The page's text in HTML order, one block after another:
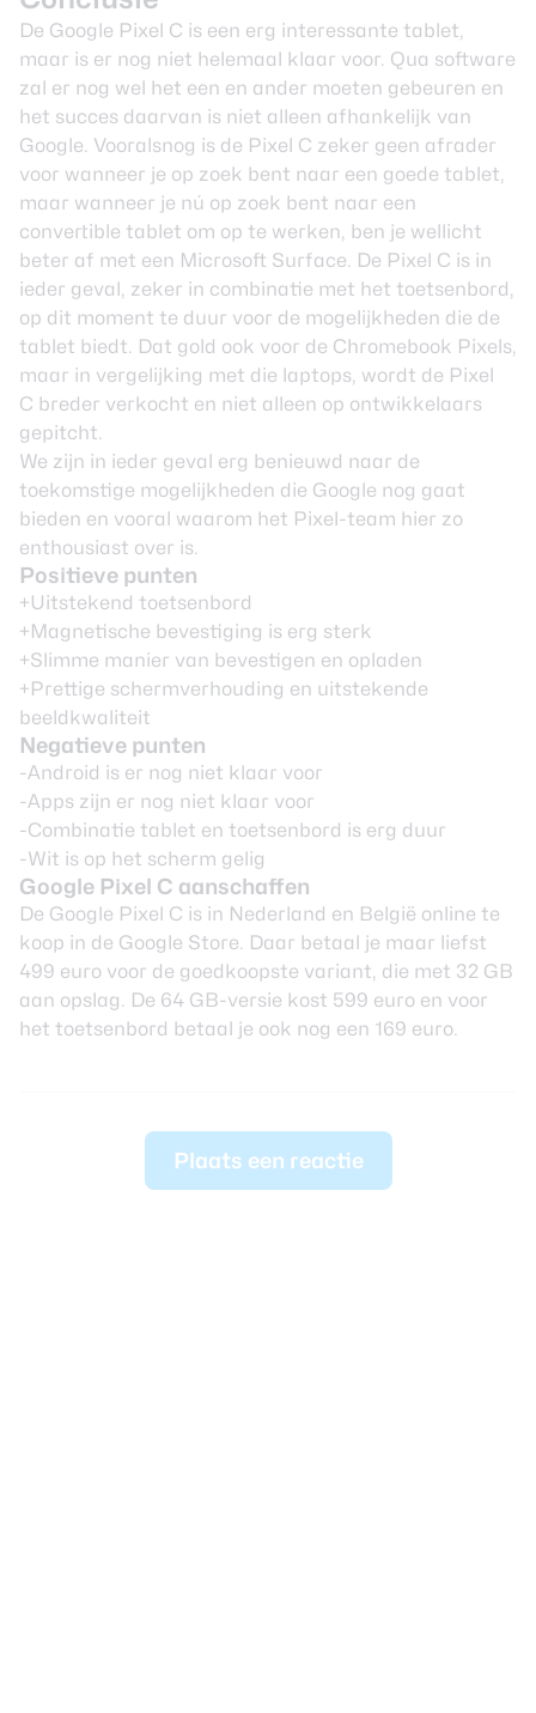
De Google Pixel C is een erg interessante tablet,
maar is er nog niet helemaal klaar voor. Qua software
zal er nog wel het een en ander moeten gebeuren en
het succes daarvan is niet alleen afhankelijk van
Google. Vooralsnog is de Pixel C zeker geen afrader
voor wanneer je op zoek bent naar een goede tablet,
maar wanneer je nú op zoek bent naar een
convertible tablet om op te werken, ben je wellicht
beter af met een Microsoft Surface. De Pixel C is in
ieder geval, zeker in combinatie met het toetsenbord,
op dit moment te duur voor de mogelijkheden die de
tablet biedt. Dat gold ook voor de Chromebook Pixels,
maar in vergelijking met die laptops, wordt de Pixel
C breder verkocht en niet alleen op ontwikkelaars
gepitcht.
We zijn in ieder geval erg benieuwd naar de
toekomstige mogelijkheden die Google nog gaat
bieden en vooral waarom het Pixel-team hier zo
enthousiast over is.
Positieve punten
+Uitstekend toetsenbord
+Magnetische bevestiging is erg sterk
+Slimme manier van bevestigen en opladen
+Prettige schermverhouding en uitstekende
beeldkwaliteit
Negatieve punten
-Android is er nog niet klaar voor
-Apps zijn er nog niet klaar voor
-Combinatie tablet en toetsenbord is erg duur
-Wit is op het scherm gelig
Google Pixel C aanschaffen
De Google Pixel C is in Nederland en België online te
koop in de Google Store. Daar betaal je maar liefst
499 euro voor de goedkoopste variant, die met 32 GB
aan opslag. De 64 GB-versie kost 599 euro en voor
het toetsenbord betaal je ook nog een 169 euro.
Plaats een reactie